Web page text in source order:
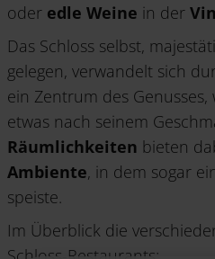
oder edle Weine in der
Das Schloss selbst,
gelegen, verwandelt sich
ein Zentrum des
etwas nach seinem
Räumlichkeiten bieten
Ambiente, in dem sogar
speiste.
Im Überblick die